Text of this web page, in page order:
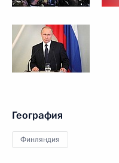
География
Финляндия